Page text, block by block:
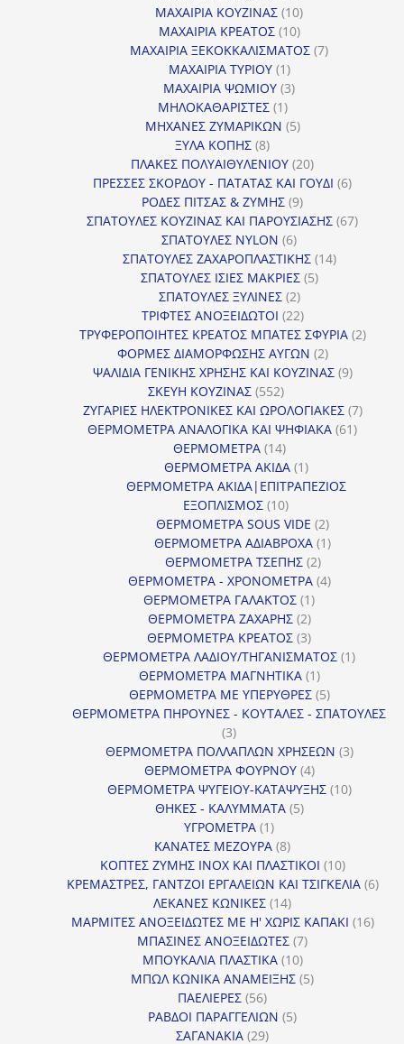
προϊόντα
ΜΑΧΑΙΡΙΑ ΚΟΥΖΙΝΑΣ 1010
προϊόντα
ΜΑΧΑΙΡΙΑ ΚΡΕΑΤΟΣ 1010
προϊόντα
ΜΑΧΑΙΡΙΑ ΞΕΚΟΚΚΑΛΙΣΜΑΤΟΣ 77
ΜΑΧΑΙΡΙΑ ΤΥΡΙΟΥ 11
προϊόν
ΜΑΧΑΙΡΙΑ ΨΩΜΙΟΥ 33
ΜΗΛΟΚΑΘΑΡΙΣΤΕΣ 11
προϊόν
ΜΗΧΑΝΕΣ ΖΥΜΑΡΙΚΩΝ 55
ΞΥΛΑ ΚΟΠΗΣ 88
προϊόντα
ΠΛΑΚΕΣ ΠΟΛΥΑΙΘΥΛΕΝΙΟΥ 2020
προϊόντα
ΠΡΕΣΣΕΣ ΣΚΟΡΔΟΥ - ΠΑΤΑΤΑΣ ΚΑΙ ΓΟΥΔΙ 66
ΡΟΔΕΣ ΠΙΤΣΑΣ & ΖΥΜΗΣ 99
προϊόντα
ΣΠΑΤΟΥΛΕΣ ΚΟΥΖΙΝΑΣ ΚΑΙ ΠΑΡΟΥΣΙΑΣΗΣ 6767
ΣΠΑΤΟΥΛΕΣ NYLON 66
προϊόντα
ΣΠΑΤΟΥΛΕΣ ΖΑΧΑΡΟΠΛΑΣΤΙΚΗΣ 1414
ΣΠΑΤΟΥΛΕΣ ΙΣΙΕΣ ΜΑΚΡΙΕΣ 55
ΣΠΑΤΟΥΛΕΣ ΞΥΛΙΝΕΣ 22
προϊόντα
ΤΡΙΦΤΕΣ ΑΝΟΞΕΙΔΩΤΟΙ 2222
προϊόντα
ΤΡΥΦΕΡΟΠΟΙΗΤΕΣ ΚΡΕΑΤΟΣ ΜΠΑΤΕΣ ΣΦΥΡΙΑ 22
ΦΟΡΜΕΣ ΔΙΑΜΟΡΦΩΣΗΣ ΑΥΓΩΝ 22
προϊόντα
ΨΑΛΙΔΙΑ ΓΕΝΙΚΗΣ ΧΡΗΣΗΣ ΚΑΙ ΚΟΥΖΙΝΑΣ 99
ΣΚΕΥΗ ΚΟΥΖΙΝΑΣ 552552
προϊόντα
ΖΥΓΑΡΙΕΣ ΗΛΕΚΤΡΟΝΙΚΕΣ ΚΑΙ ΩΡΟΛΟΓΙΑΚΕΣ 77
ΘΕΡΜΟΜΕΤΡΑ ΑΝΑΛΟΓΙΚΑ ΚΑΙ ΨΗΦΙΑΚΑ 6161
ΘΕΡΜΟΜΕΤΡΑ 1414
προϊόντα
ΘΕΡΜΟΜΕΤΡΑ ΑΚΙΔΑ 11
προϊόν
ΘΕΡΜΟΜΕΤΡΑ ΑΚΙΔΑ|ΕΠΙΤΡΑΠΕΖΙΟΣ
ΕΞΟΠΛΙΣΜΟΣ 1010
προϊόντα
ΘΕΡΜΟΜΕΤΡΑ SOUS VIDE 22
προϊόντα
ΘΕΡΜΟΜΕΤΡΑ ΑΔΙΑΒΡΟΧΑ 11
ΘΕΡΜΟΜΕΤΡΑ ΤΣΕΠΗΣ 22
προϊόντα
ΘΕΡΜΟΜΕΤΡΑ - ΧΡΟΝΟΜΕΤΡΑ 44
ΘΕΡΜΟΜΕΤΡΑ ΓΑΛΑΚΤΟΣ 11
προϊόν
ΘΕΡΜΟΜΕΤΡΑ ΖΑΧΑΡΗΣ 22
προϊόντα
ΘΕΡΜΟΜΕΤΡΑ ΚΡΕΑΤΟΣ 33
προϊόντα
ΘΕΡΜΟΜΕΤΡΑ ΛΑΔΙΟΥ/ΤΗΓΑΝΙΣΜΑΤΟΣ 11
ΘΕΡΜΟΜΕΤΡΑ ΜΑΓΝΗΤΙΚΑ 11
προϊόν
ΘΕΡΜΟΜΕΤΡΑ ΜΕ ΥΠΕΡΥΘΡΕΣ 55
προϊόντα
ΘΕΡΜΟΜΕΤΡΑ ΠΗΡΟΥΝΕΣ - ΚΟΥΤΑΛΕΣ - ΣΠΑΤΟΥΛΕΣ
33
προϊόντα
ΘΕΡΜΟΜΕΤΡΑ ΠΟΛΛΑΠΛΩΝ ΧΡΗΣΕΩΝ 33
ΘΕΡΜΟΜΕΤΡΑ ΦΟΥΡΝΟΥ 44
προϊόντα
ΘΕΡΜΟΜΕΤΡΑ ΨΥΓΕΙΟΥ-ΚΑΤΑΨΥΞΗΣ 1010
ΘΗΚΕΣ - ΚΑΛΥΜΜΑΤΑ 55
ΥΓΡΟΜΕΤΡΑ 11
προϊόν
ΚΑΝΑΤΕΣ ΜΕΖΟΥΡΑ 88
προϊόντα
ΚΟΠΤΕΣ ΖΥΜΗΣ INOX ΚΑΙ ΠΛΑΣΤΙΚΟΙ 1010
προϊόντα
ΚΡΕΜΑΣΤΡΕΣ, ΓΑΝΤΖΟΙ ΕΡΓΑΛΕΙΩΝ ΚΑΙ ΤΣΙΓΚΕΛΙΑ 66
ΛΕΚΑΝΕΣ ΚΩΝΙΚΕΣ 1414
προϊόντα
ΜΑΡΜΙΤΕΣ ΑΝΟΞΕΙΔΩΤΕΣ ΜΕ Η' ΧΩΡΙΣ ΚΑΠΑΚΙ 1616
ΜΠΑΣΙΝΕΣ ΑΝΟΞΕΙΔΩΤΕΣ 77
ΜΠΟΥΚΑΛΙΑ ΠΛΑΣΤΙΚΑ 1010
προϊόντα
ΜΠΩΛ ΚΩΝΙΚΑ ΑΝΑΜΕΙΞΗΣ 55
ΠΑΕΛΙΕΡΕΣ 5656
προϊόντα
ΡΑΒΔΟΙ ΠΑΡΑΓΓΕΛΙΩΝ 55
ΣΑΓΑΝΑΚΙΑ 2929